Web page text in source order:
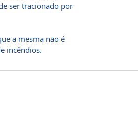
ser tracionado por
a mesma não é
incêndios.